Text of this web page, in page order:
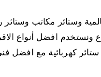
وستائر مكاتب
ونستخدم افضل أنواع
كهربائية مع افضل فني